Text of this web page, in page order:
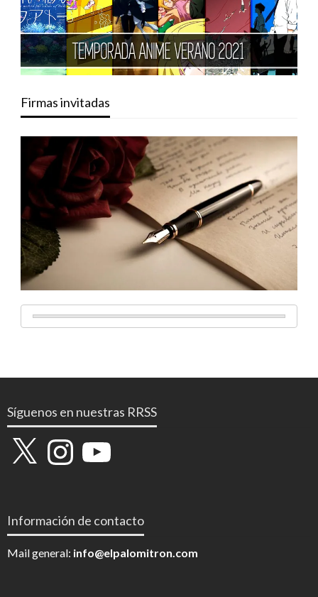
Firmas invitadas
Síguenos en nuestras RRSS
X InstagramYouTube
Información de contacto
Mail general: info@elpalomitron.com